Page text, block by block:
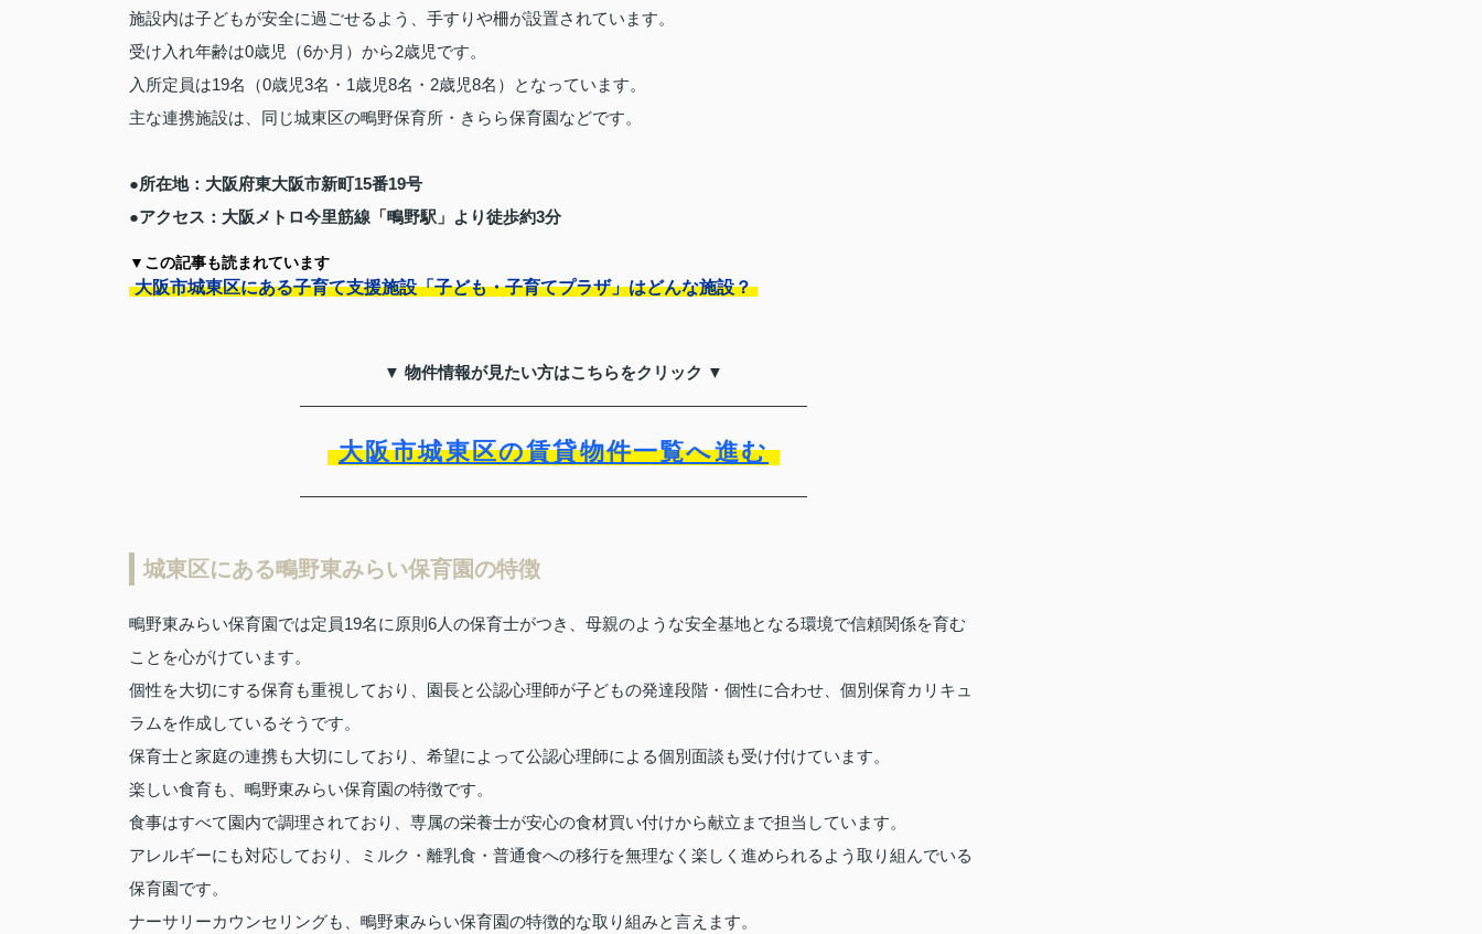
施設内は子どもが安全に過ごせるよう、手すりや柵が設置されています。
受け入れ年齢は0歳児（6か月）から2歳児です。
入所定員は19名（0歳児3名・1歳児8名・2歳児8名）となっています。
主な連携施設は、同じ城東区の鴫野保育所・きらら保育園などです。
●所在地：大阪府東大阪市新町15番19号
●アクセス：大阪メトロ今里筋線「鴫野駅」より徒歩約3分
▼この記事も読まれています
大阪市城東区にある子育て支援施設「子ども・子育てプラザ」はどんな施設？
▼ 物件情報が見たい方はこちらをクリック ▼
大阪市城東区の賃貸物件一覧へ進む
城東区にある鴫野東みらい保育園の特徴
鴫野東みらい保育園では定員19名に原則6人の保育士がつき、母親のような安全基地となる環境で信頼関係を育む
ことを心がけています。
個性を大切にする保育も重視しており、園長と公認心理師が子どもの発達段階・個性に合わせ、個別保育カリキュ
ラムを作成しているそうです。
保育士と家庭の連携も大切にしており、希望によって公認心理師による個別面談も受け付けています。
楽しい食育も、鴫野東みらい保育園の特徴です。
食事はすべて園内で調理されており、専属の栄養士が安心の食材買い付けから献立まで担当しています。
アレルギーにも対応しており、ミルク・離乳食・普通食への移行を無理なく楽しく進められるよう取り組んでいる
保育園です。
ナーサリーカウンセリングも、鴫野東みらい保育園の特徴的な取り組みと言えます。